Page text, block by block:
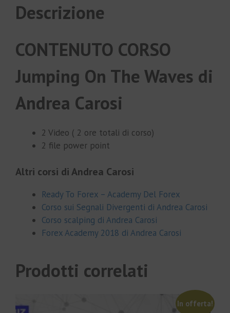
Descrizione
CONTENUTO CORSO
Jumping On The Waves di
Andrea Carosi
2 Video ( 2 ore totali di corso)
2 file power point
Altri corsi di Andrea Carosi
Ready To Forex – Academy Del Forex
Corso sui Segnali Divergenti di Andrea Carosi
Corso scalping di Andrea Carosi
Forex Academy 2018 di Andrea Carosi
Prodotti correlati
In offerta!